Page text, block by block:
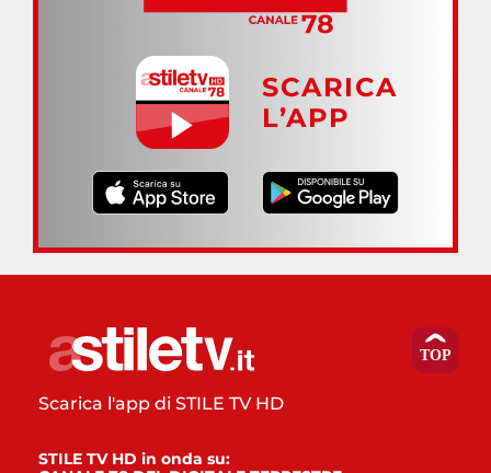
SCARICA
L’APP
Scarica l'app di STILE TV HD
STILE TV HD in onda su: